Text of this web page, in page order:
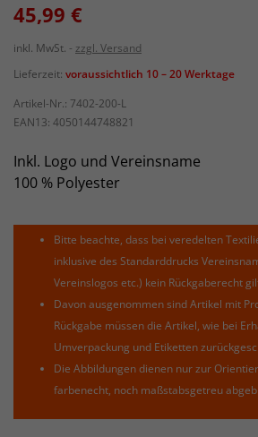
45,99 €
inkl. MwSt.
zzgl. Versand
Lieferzeit: voraussichtlich 10 – 20 Werktage
Artikel-Nr.: 7402-200-L
EAN13: 4050144748821
Inkl. Logo und Vereinsname
100 % Polyester
Bitte beachte, dass bei veredelten
inklusive des Standarddrucks
Vereinslogos etc.) kein Rückgaberecht
Davon ausgenommen sind Artikel mit
Rückgabe müssen die Artikel, wie bei
Umverpackung und Etiketten
Die Abbildungen dienen nur zur
farbenecht, noch maßstabsgetreu